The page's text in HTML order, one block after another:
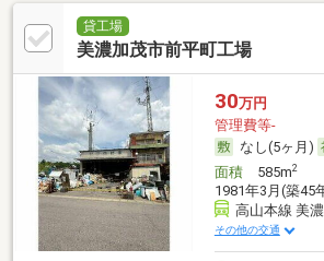
貸工場
美濃加茂市前平町工場
30万円
管理費等-
なし(5ヶ月)
面積585m2
1981年3月(築45
高山本線 美
その他の交通